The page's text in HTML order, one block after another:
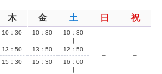
木 金 土 日 祝
10：30
13：50
10：30
13：50
10：30
12：50
–
–
15：30
15：30
16：00